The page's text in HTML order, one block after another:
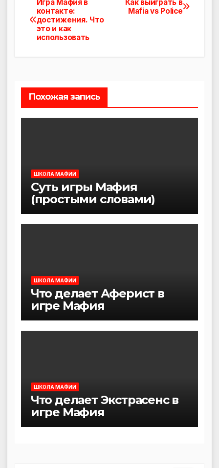
Навигация
по
Как выиграть в
Mafia vs Police
Игра Мафия в
контакте:
достижения. Что
это и как
использовать
Похожая запись
ШКОЛА МАФИИ
Суть игры Мафия
(простыми словами)
ШКОЛА МАФИИ
Что делает Аферист в
игре Мафия
ШКОЛА МАФИИ
Что делает Экстрасенс в
игре Мафия